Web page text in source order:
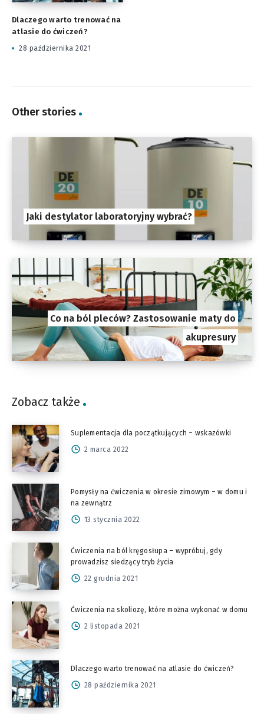
Dlaczego warto trenować na
atlasie do ćwiczeń?
28 października 2021
Other stories
Jaki destylator laboratoryjny wybrać?
Co na ból pleców? Zastosowanie maty do
akupresury
Zobacz także
Suplementacja dla początkujących – wskazówki
2 marca 2022
Pomysły na ćwiczenia w okresie zimowym – w domu i
na zewnątrz
13 stycznia 2022
Ćwiczenia na ból kręgosłupa – wypróbuj, gdy
prowadzisz siedzący tryb życia
22 grudnia 2021
Ćwiczenia na skoliozę, które można wykonać w domu
2 listopada 2021
Dlaczego warto trenować na atlasie do ćwiczeń?
28 października 2021